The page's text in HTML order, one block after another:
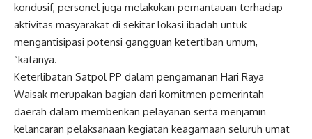
kondusif, personel juga melakukan pemantauan terhadap
aktivitas masyarakat di sekitar lokasi ibadah untuk
mengantisipasi potensi gangguan ketertiban umum,
“katanya.
Keterlibatan Satpol PP dalam pengamanan Hari Raya
Waisak merupakan bagian dari komitmen pemerintah
daerah dalam memberikan pelayanan serta menjamin
kelancaran pelaksanaan kegiatan keagamaan seluruh umat